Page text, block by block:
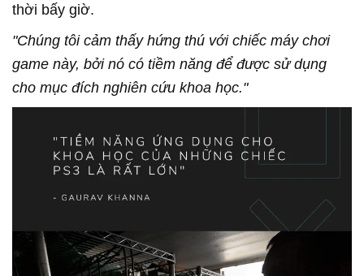
thời bấy giờ.
"Chúng tôi cảm thấy hứng thú với chiếc máy chơi
game này, bởi nó có tiềm năng để được sử dụng
cho mục đích nghiên cứu khoa học."